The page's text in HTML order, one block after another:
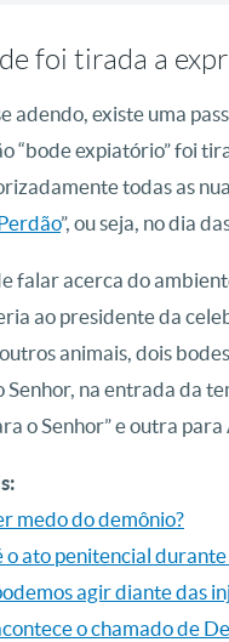
foi tirada a
adendo, existe uma
“bode expiatório” foi
todas as
”, ou seja, no dia
falar acerca do
ao presidente da
animais, dois
Senhor, na entrada da
o Senhor” e outra
medo do demônio?
o ato penitencial durante
agir diante das
o chamado de